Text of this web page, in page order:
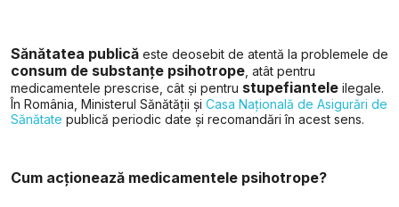
Sănătatea publică este deosebit de atentă la problemele de
consum de substanțe psihotrope , atât pentru
medicamentele prescrise, cât și pentru stupefiantele ilegale.
În România, Ministerul Sănătății și Casa Națională de Asigurări de
Sănătate publică periodic date și recomandări în acest sens.
Cum acționează medicamentele psihotrope?